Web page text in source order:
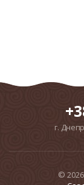
г.
©